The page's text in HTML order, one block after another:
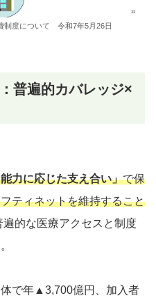
度について 令和7年5月26日
普遍的カバレッジ×
力に応じた支え合い」で保
ティネットを維持すること
的な医療アクセスと制度
で年▲3,700億円、加入者